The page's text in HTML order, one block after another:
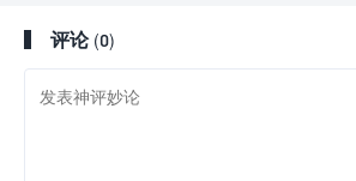
评论 (0)